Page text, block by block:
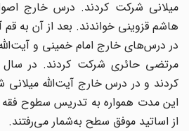
میلانی شرکت کردند. درس خارج
هاشم قزوینی خواندند. بعد از آن به قم
در درس‌‌های خارج امام‌ خمینی و آیت‌الله
کردند و در درس خارج آیت‌الله میلانی
این مدت همواره به تدریس سطوح فقه
از اساتید موفق سطح به‌شمار می‌‌رفتند.